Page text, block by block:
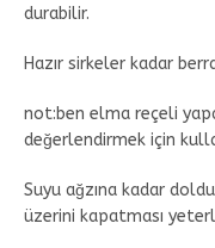
durabilir.
Hazır sirkeler kadar
not:ben elma reçeli
değerlendirmek için
Suyu ağzına kadar
üzerini kapatması